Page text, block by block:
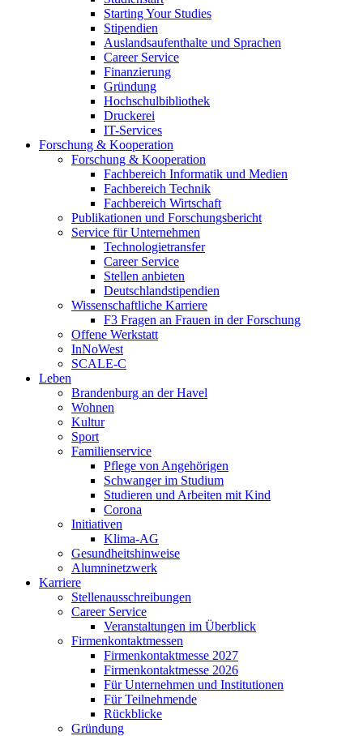
Starting Your Studies
Stipendien
Auslandsaufenthalte und Sprachen
Career Service
Finanzierung
Gründung
Hochschulbibliothek
Druckerei
IT-Services
Forschung & Kooperation
Forschung & Kooperation
Fachbereich Informatik und Medien
Fachbereich Technik
Fachbereich Wirtschaft
Publikationen und Forschungsbericht
Service für Unternehmen
Technologietransfer
Career Service
Stellen anbieten
Deutschlandstipendien
Wissenschaftliche Karriere
F3 Fragen an Frauen in der Forschung
Offene Werkstatt
InNoWest
SCALE-C
Leben
Brandenburg an der Havel
Wohnen
Kultur
Sport
Familienservice
Pflege von Angehörigen
Schwanger im Studium
Studieren und Arbeiten mit Kind
Corona
Initiativen
Klima-AG
Gesundheitshinweise
Alumninetzwerk
Karriere
Stellenausschreibungen
Career Service
Veranstaltungen im Überblick
Firmenkontaktmessen
Firmenkontaktmesse 2027
Firmenkontaktmesse 2026
Für Unternehmen und Institutionen
Für Teilnehmende
Rückblicke
Gründung